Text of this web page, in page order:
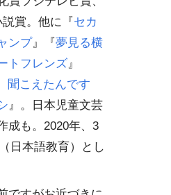
賞。他に『セカ
ンプ』『夢見る横
トフレンズ』
聞こえたんです
』。日本児童文芸
成も。2020年、3
日本語教育）とし